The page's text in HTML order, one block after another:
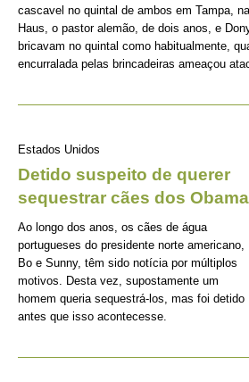
cascavel no quintal de ambos em Tampa,
Haus, o pastor alemão, de dois anos, e
bricavam no quintal como habitualmente,
encurralada pelas brincadeiras ameaçou
Estados Unidos
Detido suspeito de querer
sequestrar cães dos Obama
Ao longo dos anos, os cães de água
portugueses do presidente norte americano,
Bo e Sunny, têm sido notícia por múltiplos
motivos. Desta vez, supostamente um
homem queria sequestrá-los, mas foi detido
antes que isso acontecesse.